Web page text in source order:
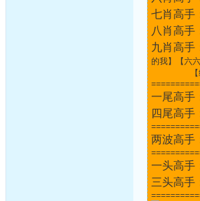
七肖高手
八肖高手
九肖高手
的我】【六
【绝尘】
一尾高手
四尾高手
两波高手
一头高手
三头高手